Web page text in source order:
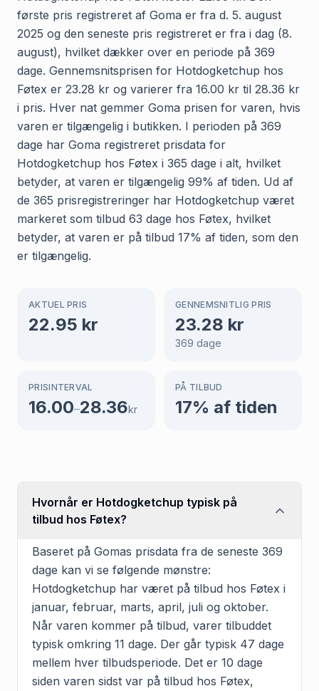
første pris registreret af Goma er fra d. 5. august
2025 og den seneste pris registreret er fra i dag (8.
august), hvilket dækker over en periode på 369
dage. Gennemsnitsprisen for Hotdogketchup hos
Føtex er 23.28 kr og varierer fra 16.00 kr til 28.36 kr
i pris. Hver nat gemmer Goma prisen for varen, hvis
varen er tilgængelig i butikken. I perioden på 369
dage har Goma registreret prisdata for
Hotdogketchup hos Føtex i 365 dage i alt, hvilket
betyder, at varen er tilgængelig 99% af tiden. Ud af
de 365 prisregistreringer har Hotdogketchup været
markeret som tilbud 63 dage hos Føtex, hvilket
betyder, at varen er på tilbud 17% af tiden, som den
er tilgængelig.
AKTUEL PRIS
22.95 kr
GENNEMSNITLIG PRIS
23.28 kr
369 dage
PRISINTERVAL
16.00–28.36kr
PÅ TILBUD
17% af tiden
Hvornår er Hotdogketchup typisk på
tilbud hos Føtex?
Baseret på Gomas prisdata fra de seneste 369
dage kan vi se følgende mønstre:
Hotdogketchup har været på tilbud hos Føtex i
januar, februar, marts, april, juli og oktober.
Når varen kommer på tilbud, varer tilbuddet
typisk omkring 11 dage. Der går typisk 47 dage
mellem hver tilbudsperiode. Det er 10 dage
siden varen sidst var på tilbud hos Føtex,